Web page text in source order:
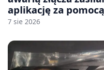
aplikację za
7 sie 2026